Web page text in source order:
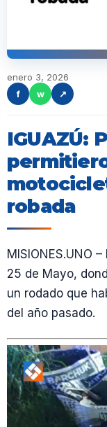
enero 3, 2026
f
w ↗
IGUAZÚ:
robada
MISIONES.UNO
25 de Mayo,
un rodado que
del año pasado.